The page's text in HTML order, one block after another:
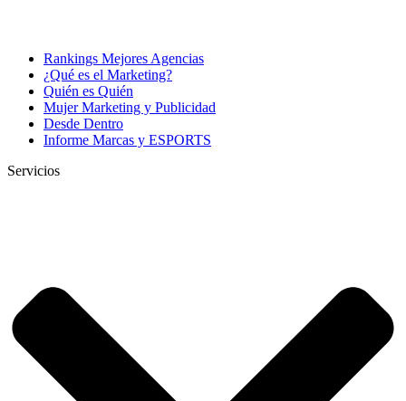
Rankings Mejores Agencias
¿Qué es el Marketing?
Quién es Quién
Mujer Marketing y Publicidad
Desde Dentro
Informe Marcas y ESPORTS
Servicios